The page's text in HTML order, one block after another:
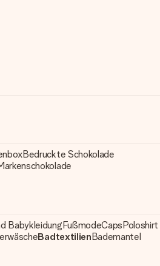
aller Länder, in
- 13:00 Uhr
Bedruckte Schokolade
BabykleidungFußmodeCapsPoloshirt
BadtextilienBademantel